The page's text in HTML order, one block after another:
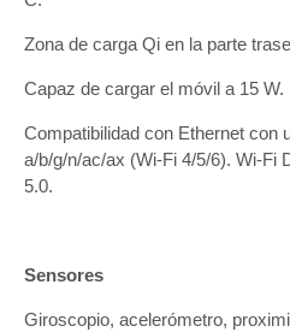
Zona de carga Qi en la parte
Capaz de cargar el móvil a 15 W.
Compatibilidad con Ethernet con
a/b/g/n/ac/ax (Wi-Fi 4/5/6). Wi-Fi
5.0.
Sensores
Giroscopio, acelerómetro,